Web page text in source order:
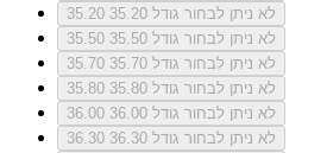
35.20
לא ניתן לבחור גודל 35.20
35.50
לא ניתן לבחור גודל 35.50
35.70
לא ניתן לבחור גודל 35.70
35.80
לא ניתן לבחור גודל 35.80
36.00
לא ניתן לבחור גודל 36.00
36.30
לא ניתן לבחור גודל 36.30